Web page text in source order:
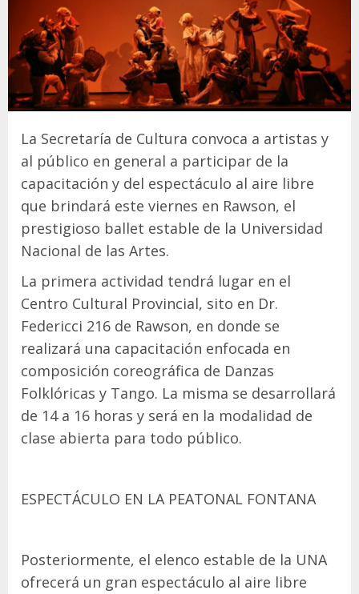
La Secretaría de Cultura convoca a artistas y
al público en general a participar de la
capacitación y del espectáculo al aire libre
que brindará este viernes en Rawson, el
prestigioso ballet estable de la Universidad
Nacional de las Artes.
La primera actividad tendrá lugar en el
Centro Cultural Provincial, sito en Dr.
Federicci 216 de Rawson, en donde se
realizará una capacitación enfocada en
composición coreográfica de Danzas
Folklóricas y Tango. La misma se desarrollará
de 14 a 16 horas y será en la modalidad de
clase abierta para todo público.
ESPECTÁCULO EN LA PEATONAL FONTANA
Posteriormente, el elenco estable de la UNA
ofrecerá un gran espectáculo al aire libre